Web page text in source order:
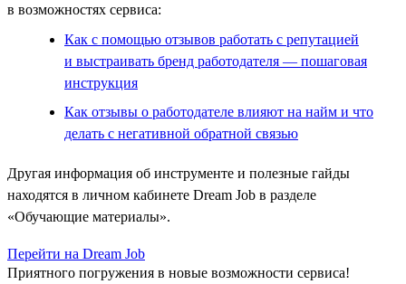
в возможностях сервиса:
Как с помощью отзывов работать с репутацией
и выстраивать бренд работодателя — пошаговая
инструкция
Как отзывы о работодателе влияют на найм и что
делать с негативной обратной связью
Другая информация об инструменте и полезные гайды
находятся в личном кабинете Dream Job в разделе
«Обучающие материалы».
Перейти на Dream Job
Приятного погружения в новые возможности сервиса!